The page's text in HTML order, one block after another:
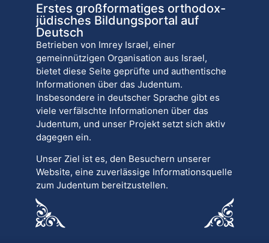
Erstes großformatiges orthodox-
jüdisches Bildungsportal auf
Deutsch
Betrieben von Imrey Israel, einer
gemeinnützigen Organisation aus Israel,
bietet diese Seite geprüfte und authentische
Informationen über das Judentum.
Insbesondere in deutscher Sprache gibt es
viele verfälschte Informationen über das
Judentum, und unser Projekt setzt sich aktiv
dagegen ein.
Unser Ziel ist es, den Besuchern unserer
Website, eine zuverlässige Informationsquelle
zum Judentum bereitzustellen.